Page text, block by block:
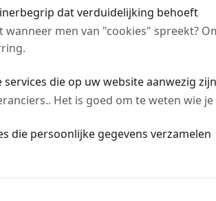
dat verduidelijking behoeft
wanneer men van "cookies" spreekt?
services die op uw website aanwezig zijn
Het is goed om te weten wie
die persoonlijke gegevens verzamelen